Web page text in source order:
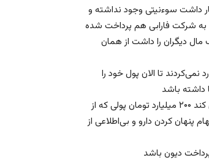
داشت سوءنیتی وجود نداشته و
پرداخت شده و ۴۰ میلیارد از ۴۶ میلیارد بدهی به شرکت فارابی هم پرداخت شده
دیگران را داشت از همان
نمی‌کردند تا الان پول خود را
وی با بیان اینکه میزان بدهی اصلی او ۱۵ تا ۲۰ میلیارد است،‌ا دادگاه خواست مشخص کند ۲۰۰ میلیارد تومان پولی که از
کردن دارو و بی‌اطلاعی از